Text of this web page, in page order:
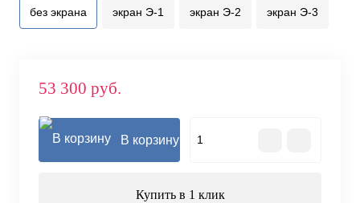
без экрана экран Э-1 экран Э-2 экран Э-3
53 300 руб.
В корзину
Купить в 1 клик